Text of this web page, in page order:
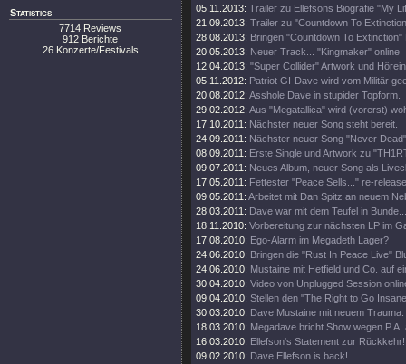
Statistics
7714 Reviews
912 Berichte
26 Konzerte/Festivals
05.11.2013: Trailer zu Ellefsons Biografie "My
21.09.2013: Trailer zu "Countdown To
28.08.2013: Bringen "Countdown To Extinction"
20.05.2013: Neuer Track... "Kingmaker" online
12.04.2013: "Super Collider" Artwork und
05.11.2012: Patriot GI-Dave wird vom Militär
20.08.2012: Asshole Dave in stupider Topform.
29.02.2012: Aus "Megatallica" wird (vorerst)
17.10.2011: Nächster neuer Song steht bereit.
24.09.2011: Nächster neuer Song "Never
08.09.2011: Erste Single und Artwork zu
09.07.2011: Neues Album, neuer Song als
17.05.2011: Fettester "Peace Sells..." re-
09.05.2011: Arbeitet mit Dan Spitz an neuem
28.03.2011: Dave war mit dem Teufel in Bunde...
18.11.2010: Vorbereitung zur nächsten LP im
17.08.2010: Ego-Alarm im Megadeth Lager?
24.06.2010: Bringen die "Rust In Peace Live"
24.06.2010: Mustaine mit Hetfield und Co. auf
30.04.2010: Video von Unplugged Session
09.04.2010: Stellen den "The Right to Go
30.03.2010: Dave Mustaine mit neuem Trauma.
18.03.2010: Megadave bricht Show wegen P.A.
16.03.2010: Ellefson's Statement zur Rückkehr!
09.02.2010: Dave Ellefson is back!